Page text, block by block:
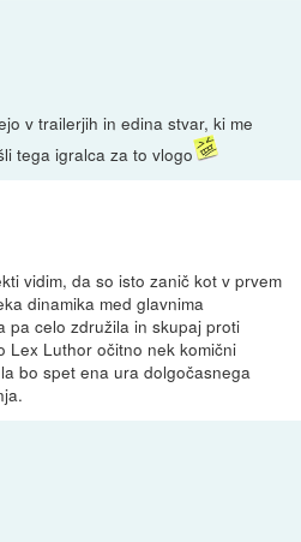
v trailerjih in edina stvar, ki me
tega igralca za to vlogo
vidim, da so isto zanič kot v prvem
dinamika med glavnima
pa celo združila in skupaj proti
Lex Luthor očitno nek komični
bo spet ena ura dolgočasnega